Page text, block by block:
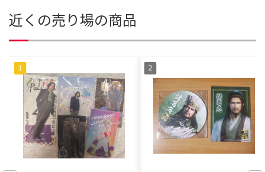
近くの売り場の商品